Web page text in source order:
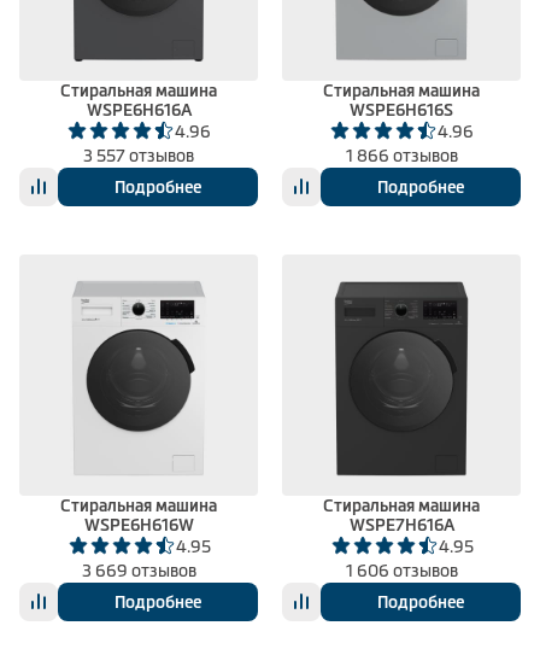
Стиральная машина
WSPE6H616A
4.96
3 557 отзывов
Подробнее
Стиральная машина
WSPE6H616S
4.96
1 866 отзывов
Подробнее
Стиральная машина
WSPE6H616W
4.95
3 669 отзывов
Подробнее
Стиральная машина
WSPE7H616A
4.95
1 606 отзывов
Подробнее